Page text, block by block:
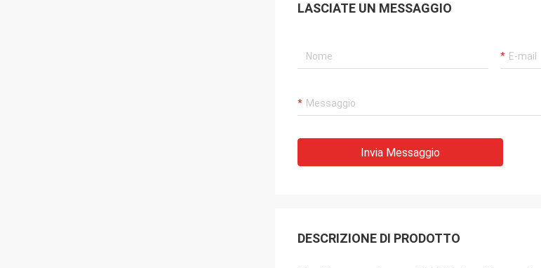
LASCIATE UN MESSAGGIO
Invia Messaggio
DESCRIZIONE DI PRODOTTO